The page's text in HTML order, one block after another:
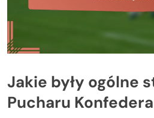
Jakie były ogólne
Pucharu